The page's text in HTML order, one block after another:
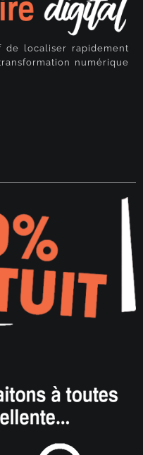
de localiser rapidement
numérique